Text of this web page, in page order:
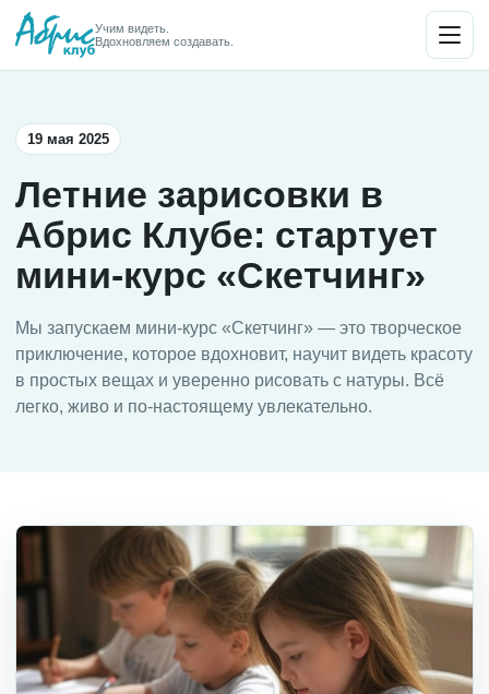
Учим видеть.
Вдохновляем создавать.
19 мая 2025
Летние зарисовки в
Абрис Клубе: стартует
мини-курс «Скетчинг»
Мы запускаем мини-курс «Скетчинг» — это творческое
приключение, которое вдохновит, научит видеть красоту
в простых вещах и уверенно рисовать с натуры. Всё
легко, живо и по-настоящему увлекательно.